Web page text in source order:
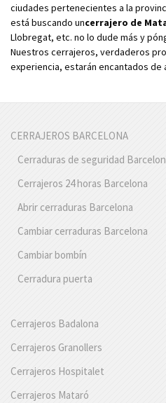
ciudades pertenecientes a la
está buscando uncerrajero de
Llobregat, etc. no lo dude más y
Nuestros cerrajeros, verdaderos
experiencia, estarán encantados de
CERRAJEROS BARCELONA
Cerraduras de seguridad
Cerrajeros 24 horas Barcelona
Abrir cerraduras Barcelona
Cambiar cerraduras Barcelona
Cambiar bombín
Cerradura puerta
Cerrajeros Badalona
Cerrajeros Granollers
Cerrajeros Hospitalet
Cerrajeros Mataró